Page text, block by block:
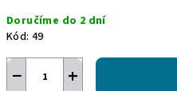
cena:
Doručíme do 2 dní
Kód: 49
+
−